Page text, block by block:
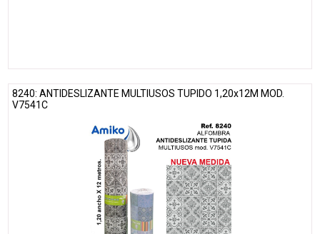
8240: ANTIDESLIZANTE MULTIUSOS TUPIDO 1,20x12M MOD.
V7541C